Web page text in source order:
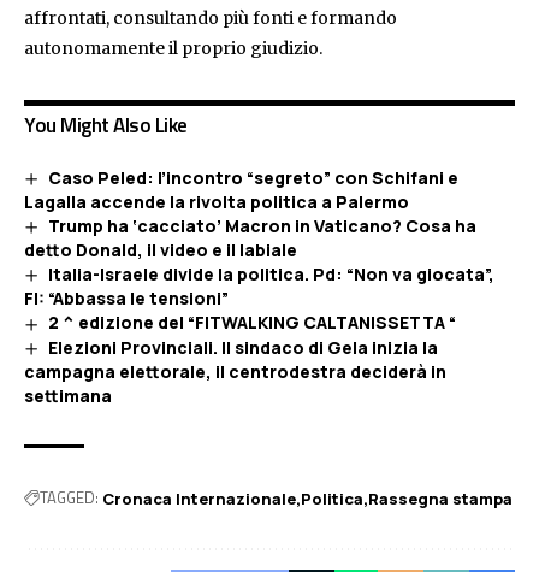
affrontati, consultando più fonti e formando
autonomamente il proprio giudizio.
You Might Also Like
Caso Peled: l’incontro “segreto” con Schifani e
Lagalla accende la rivolta politica a Palermo
Trump ha ‘cacciato’ Macron in Vaticano? Cosa ha
detto Donald, il video e il labiale
Italia-Israele divide la politica. Pd: “Non va giocata”,
FI: “Abbassa le tensioni”
2 ^ edizione del “FITWALKING CALTANISSETTA “
Elezioni Provinciali. Il sindaco di Gela inizia la
campagna elettorale, il centrodestra deciderà in
settimana
TAGGED: Cronaca Internazionale Politica Rassegna stampa